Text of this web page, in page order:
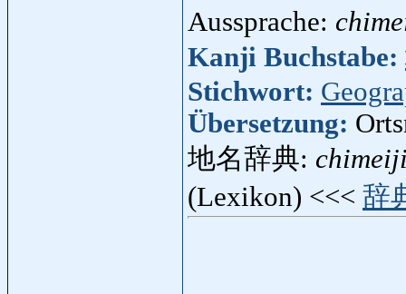
Aussprache:
Kanji Buchstabe:
Stichwort:
Übersetzung:
地名辞典:
(Lexikon) <<< 辞